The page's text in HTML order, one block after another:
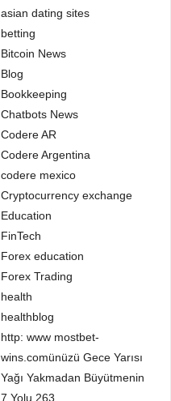
asian dating sites
betting
Bitcoin News
Blog
Bookkeeping
Chatbots News
Codere AR
Codere Argentina
codere mexico
Cryptocurrency exchange
Education
FinTech
Forex education
Forex Trading
health
healthblog
http: www mostbet-
wins.comünüzü Gece Yarısı
Yağı Yakmadan Büyütmenin
7 Yolu 263